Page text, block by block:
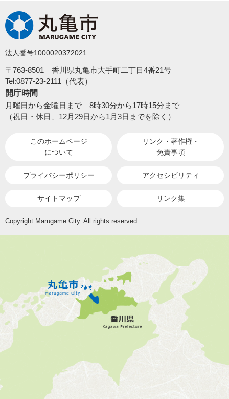
法人番号1000020372021
〒763-8501 香川県丸亀市大手町二丁目4番21号
Tel:0877-23-2111（代表）
開庁時間
月曜日から金曜日まで 8時30分から17時15分まで
（祝日・休日、12月29日から1月3日までを除く）
このホームページ
について
リンク・著作権・
免責事項
プライバシーポリシー アクセシビリティ
サイトマップ リンク集
Copyright Marugame City. All rights reserved.